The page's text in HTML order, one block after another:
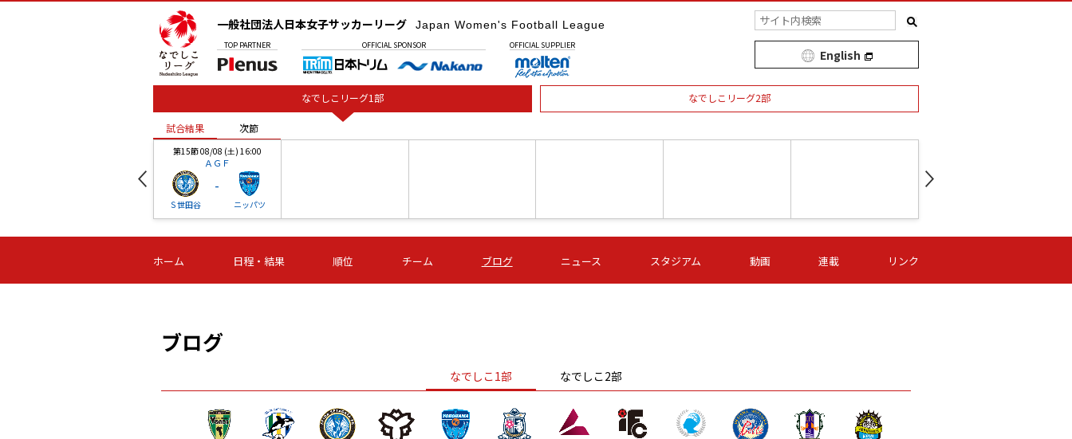
一般社団法人日本女子サッカーリーグ Japan Women's Football League
TOP PARTNER OFFICIAL SPONSOR OFFICIAL SUPPLIER
English
なでしこリーグ1部 なでしこリーグ2部
試合結果 次節
第15節 08/08 (土) 16:00
ＡＧＦ
Ｓ世田谷
-
ニッパツ
-
第16節 09/05 (土) 15:00
ニッパツ
-
第16節 09/05 (土) 15:00
石人の星
-
第16節 09/05 (土) 16:00
ＡＧＦ
-
いちご
-
第16節 09/06 (日) 15:00
-
第16節 09/06 (日) 15:00
- -
試合結果 次節
ホーム 日程・結果 順位 チーム ブログ ニュース スタジアム 動画 連載 リンク
ブログ
なでしこ1部 なでしこ2部